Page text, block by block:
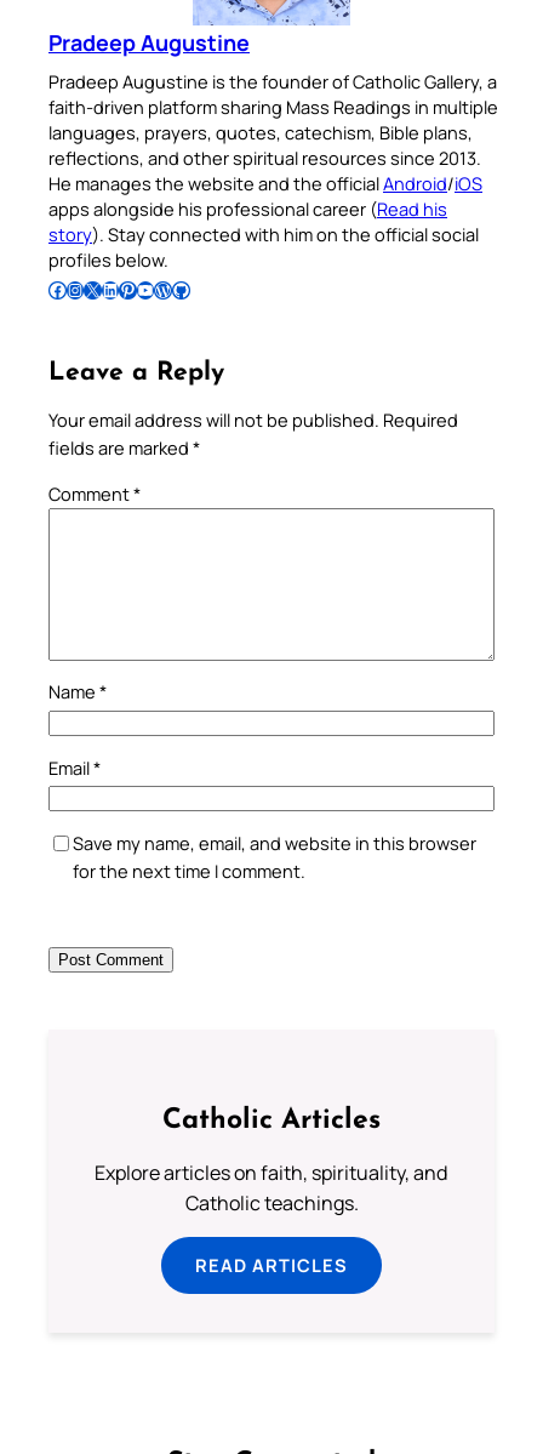
Pradeep Augustine
Pradeep Augustine is the founder of Catholic Gallery, a
faith-driven platform sharing Mass Readings in multiple
languages, prayers, quotes, catechism, Bible plans,
reflections, and other spiritual resources since 2013.
He manages the website and the officialAndroid/iOS
apps alongside his professional career (Read his
story). Stay connected with him on the official social
profiles below.
Follow Pradeep on Facebook Follow Pradeep on InstagramFollow Pradeep on X Follow Pradeep on LinkedIn Follow Pradeep on Pinterest Subscribe to Pradeep’s Youtube Channel Follow Pradeep on WordPress Follow Pradeep on GitHub
Leave a Reply
Your email address will not be published. Required
fields are marked *
Comment*
Name *
Email*
Save my name, email, and website in this browser
for the next time I comment.
Catholic Articles
Explore articles on faith, spirituality, and
Catholic teachings.
READ ARTICLES